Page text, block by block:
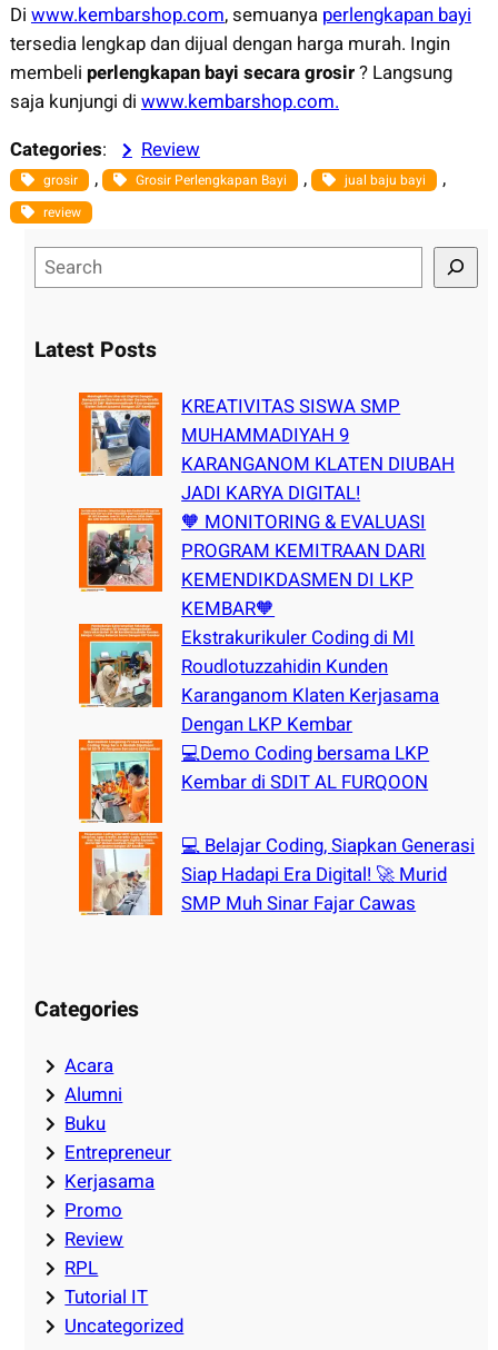
Di www.kembarshop.com, semuanya perlengkapan bayi
tersedia lengkap dan dijual dengan harga murah. Ingin
membeli perlengkapan bayi secara grosir? Langsung
saja kunjungi di www.kembarshop.com.
Categories: Review
grosir , Grosir Perlengkapan Bayi , jual baju bayi ,
review
e
rLatest Posts
KREATIVITAS SISWA SMP
MUHAMMADIYAH 9
KARANGANOM KLATEN DIUBAH
JADI KARYA DIGITAL!
🧡 MONITORING & EVALUASI
PROGRAM KEMITRAAN DARI
KEMENDIKDASMEN DI LKP
KEMBAR🧡
Ekstrakurikuler Coding di MI
Roudlotuzzahidin Kunden
Karanganom Klaten Kerjasama
Dengan LKP Kembar
💻Demo Coding bersama LKP
Kembar di SDIT AL FURQOON
💻 Belajar Coding, Siapkan Generasi
Siap Hadapi Era Digital! 🚀 Murid
SMP Muh Sinar Fajar Cawas
Categories
Acara
Alumni
Buku
Entrepreneur
Kerjasama
Promo
Review
RPL
Tutorial IT
Uncategorized